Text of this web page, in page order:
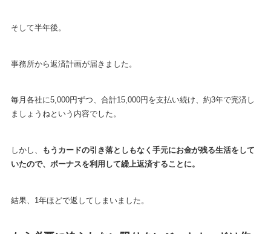
そして半年後。
事務所から返済計画が届きました。
毎月各社に5,000円ずつ、合計15,000円を支払い続け、約3年で完済し
ましょうねという内容でした。
しかし、
もうカードの引き落としもなく手元にお金が残る生活をして
いたので、ボーナスを利用して繰上返済することに。
結果、1年ほどで返してしまいました。